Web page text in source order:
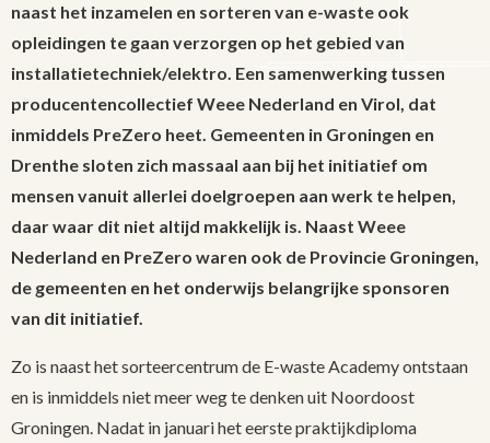
naast het inzamelen en sorteren van e-waste ook
opleidingen te gaan verzorgen op het gebied van
installatietechniek/elektro. Een samenwerking tussen
producentencollectief Weee Nederland en Virol, dat
inmiddels PreZero heet. Gemeenten in Groningen en
Drenthe sloten zich massaal aan bij het initiatief om
mensen vanuit allerlei doelgroepen aan werk te helpen,
daar waar dit niet altijd makkelijk is. Naast Weee
Nederland en PreZero waren ook de Provincie Groningen,
de gemeenten en het onderwijs belangrijke sponsoren
van dit initiatief.
Zo is naast het sorteercentrum de E-waste Academy ontstaan
en is inmiddels niet meer weg te denken uit Noordoost
Groningen. Nadat in januari het eerste praktijkdiploma